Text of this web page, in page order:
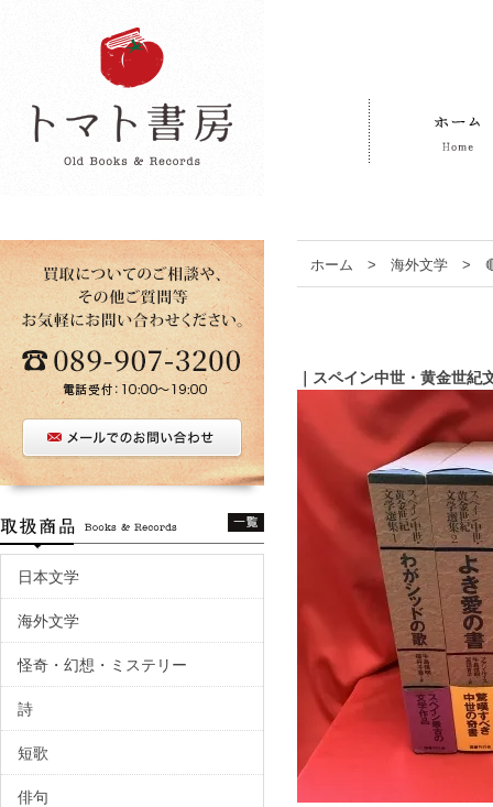
ホーム > 海外文学 >
｜スペイン中世・黄金世
日本文学
海外文学
怪奇・幻想・ミステリー
詩
短歌
俳句